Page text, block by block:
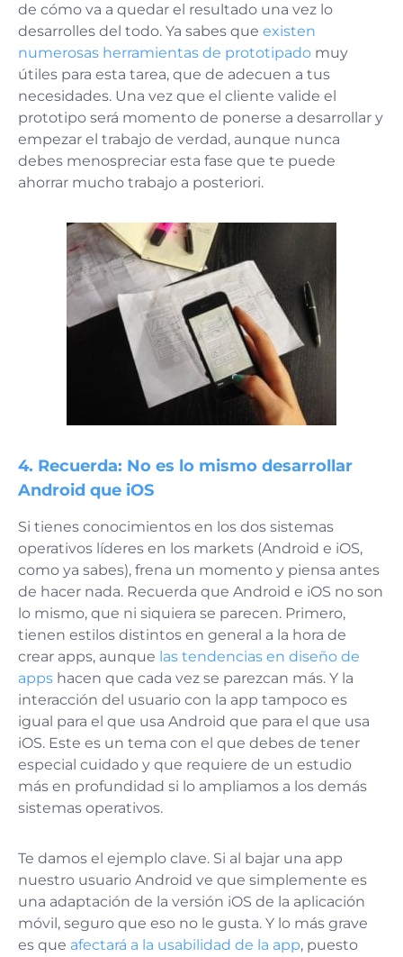
de cómo va a quedar el resultado una vez lo
desarrolles del todo. Ya sabes que existen
numerosas herramientas de prototipado muy
útiles para esta tarea, que de adecuen a tus
necesidades. Una vez que el cliente valide el
prototipo será momento de ponerse a desarrollar y
empezar el trabajo de verdad, aunque nunca
debes menospreciar esta fase que te puede
ahorrar mucho trabajo a posteriori.
4. Recuerda: No es lo mismo desarrollar
Android que iOS
Si tienes conocimientos en los dos sistemas
operativos líderes en los markets (Android e iOS,
como ya sabes), frena un momento y piensa antes
de hacer nada. Recuerda que Android e iOS no son
lo mismo, que ni siquiera se parecen. Primero,
tienen estilos distintos en general a la hora de
crear apps, aunque las tendencias en diseño de
apps hacen que cada vez se parezcan más. Y la
interacción del usuario con la app tampoco es
igual para el que usa Android que para el que usa
iOS. Este es un tema con el que debes de tener
especial cuidado y que requiere de un estudio
más en profundidad si lo ampliamos a los demás
sistemas operativos.
Te damos el ejemplo clave. Si al bajar una app
nuestro usuario Android ve que simplemente es
una adaptación de la versión iOS de la aplicación
móvil, seguro que eso no le gusta. Y lo más grave
es que afectará a la usabilidad de la app, puesto